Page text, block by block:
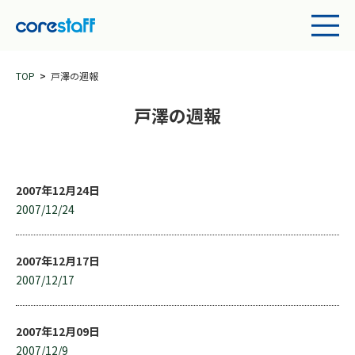
TOP 戸澤の週報
戸澤の週報
2007年12月24日
2007/12/24
2007年12月17日
2007/12/17
2007年12月09日
2007/12/9